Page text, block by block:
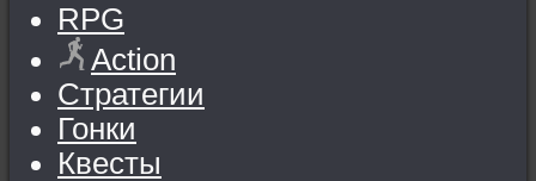
RPG
Action
Стратегии
Гонки
Квесты